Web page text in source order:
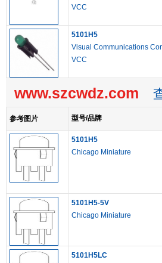
VCC
5101H5
Visual Communications
VCC
www.szcwdz.com
参考图片 型号/品牌
5101H5
Chicago Miniature
5101H5-5V
Chicago Miniature
5101H5LC